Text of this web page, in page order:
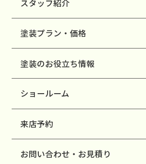
スタッフ紹介
塗装プラン・価格
塗装のお役立ち情報
ショールーム
来店予約
お問い合わせ・お見積り